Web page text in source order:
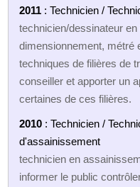
2011 : Technicien /
technicien/dessinateur
dimensionnement, métré
techniques de filières de
conseiller et apporter un
certaines de ces filières.
2010 : Technicien /
d'assainissement
technicien en
informer le public